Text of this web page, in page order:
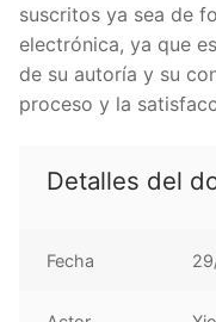
suscritos ya sea de
electrónica, ya que
de su autoría y su
proceso y la
Detalles del
Fecha